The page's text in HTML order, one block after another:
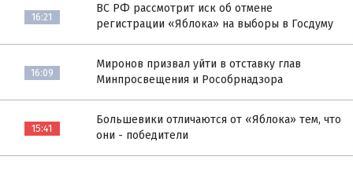
16:21
ВС РФ рассмотрит иск об отмене
регистрации «Яблока» на выборы в Госдуму
16:09
Миронов призвал уйти в отставку глав
Минпросвещения и Рособрнадзора
15:41
Большевики отличаются от «Яблока» тем, что
они - победители